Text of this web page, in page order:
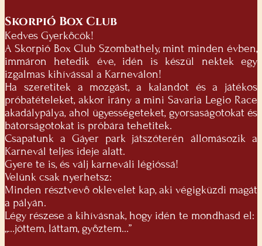
Skorpió Box Club
Kedves Gyerkőcök!
A Skorpió Box Club Szombathely, mint minden évben,
immáron hetedik éve, idén is készül nektek egy
izgalmas kihívással a Karneválon!
Ha szeretitek a mozgást, a kalandot és a játékos
próbatételeket, akkor irány a mini Savaria Legio Race
akadálypálya, ahol ügyességeteket, gyorsaságotokat és
bátorságotokat is próbára tehetitek.
Csapatunk a Gáyer park játszóterén állomásozik a
Karnevál teljes ideje alatt.
Gyere te is, és válj karneváli légióssá!
Velünk csak nyerhetsz:
Minden résztvevő oklevelet kap, aki végigküzdi magát
a pályán.
Légy részese a kihívásnak, hogy idén te mondhasd el:
„…jöttem, láttam, győztem…”